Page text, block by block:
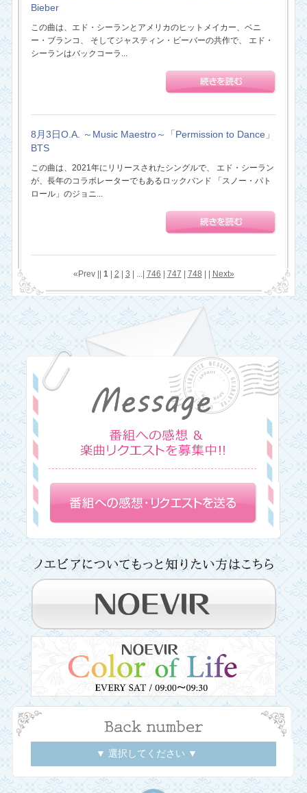
Bieber
この曲は、エド・シーランとアメリカのヒットメイカー、ベニ
ー・ブランコ、 そしてジャスティン・ビーバーの共作で、 エド・
シーランはバックコーラ...
8月3日O.A. ～Music Maestro～「Permission to Dance」
BTS
この曲は、2021年にリリースされたシングルで、 エド・シーラン
が、長年のコラボレーターでもあるロックバンド 「スノー・パト
ロール」のジョニ...
«Prev || 1| 2 3 | ...| 746 747 748 Next»